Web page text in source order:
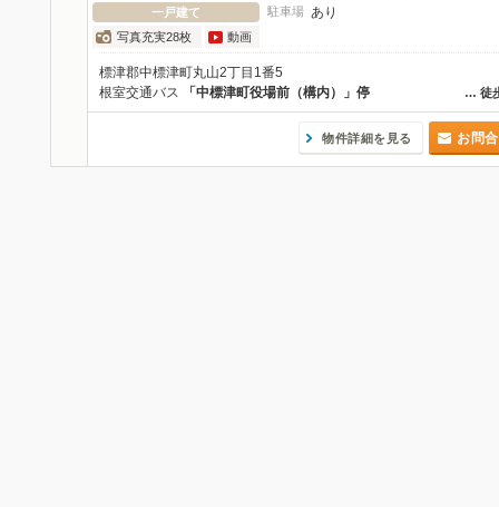
一戸建て
写真充実28枚
動画
駐車場 あり
標津郡中標津町丸山2丁目1番5
… 徒
根室交通バス 「中標津町役場前（構内）」停
物件詳細を見る お問